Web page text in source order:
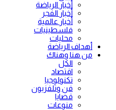
أخبار الرياضة
أخبار الفجر
أخبار عالمية
فلسطينيات
محليات
أهداف الرياضة
من هنا وهناك
الكل
اقتصاد
تكنولوجيا
فن وتلفزيون
قضايا
منوعات